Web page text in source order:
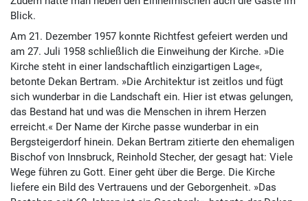
Blick.
Am 21. Dezember 1957 konnte Richtfest gefeiert werden und
am 27. Juli 1958 schließlich die Einweihung der Kirche. »Die
Kirche steht in einer landschaftlich einzigartigen Lage«,
betonte Dekan Bertram. »Die Architektur ist zeitlos und fügt
sich wunderbar in die Landschaft ein. Hier ist etwas gelungen,
das Bestand hat und was die Menschen in ihrem Herzen
erreicht.« Der Name der Kirche passe wunderbar in ein
Bergsteigerdorf hinein. Dekan Bertram zitierte den ehemaligen
Bischof von Innsbruck, Reinhold Stecher, der gesagt hat: Viele
Wege führen zu Gott. Einer geht über die Berge. Die Kirche
liefere ein Bild des Vertrauens und der Geborgenheit. »Das